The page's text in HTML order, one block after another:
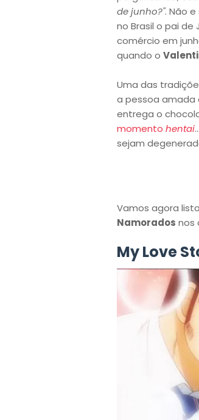
de junho?". Não
no Brasil o pai
comércio em
quando o
Uma das
a pessoa amada
entrega o
momento hentai
sejam
Vamos agora
Namorados nos
My Love